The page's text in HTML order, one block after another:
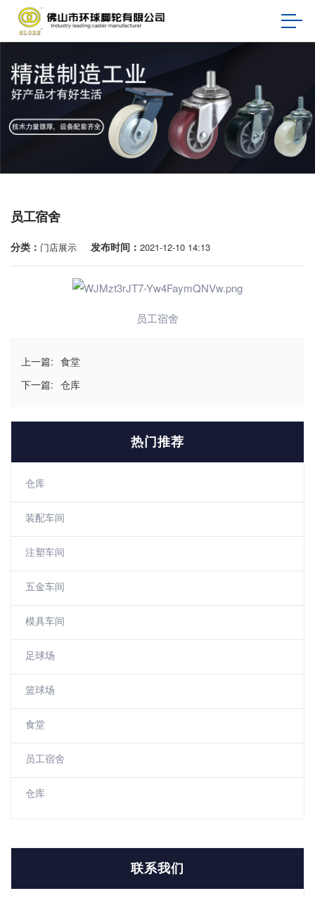
员工宿舍
分类： 门店展示 发布时间： 2021-12-10 14:13
员工宿舍
上一篇: 食堂
下一篇: 仓库
热门推荐
仓库
装配车间
注塑车间
五金车间
模具车间
足球场
篮球场
食堂
员工宿舍
仓库
联系我们